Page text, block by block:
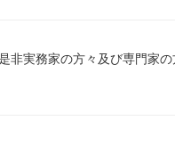
非実務家の方々及び専門家